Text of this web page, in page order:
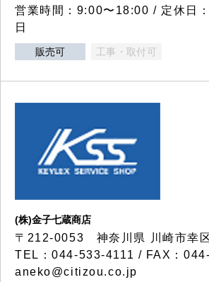
営業時間：9:00〜18:00 / 定休日
日
販売可 工事・取付可
(株)金子七蔵商店
〒212-0053 神奈川県 川崎市幸
TEL：044-533-4111 / FAX：
aneko@citizou.co.jp